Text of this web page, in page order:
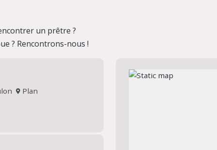
un prêtre ?
? Rencontrons-nous !
Plan